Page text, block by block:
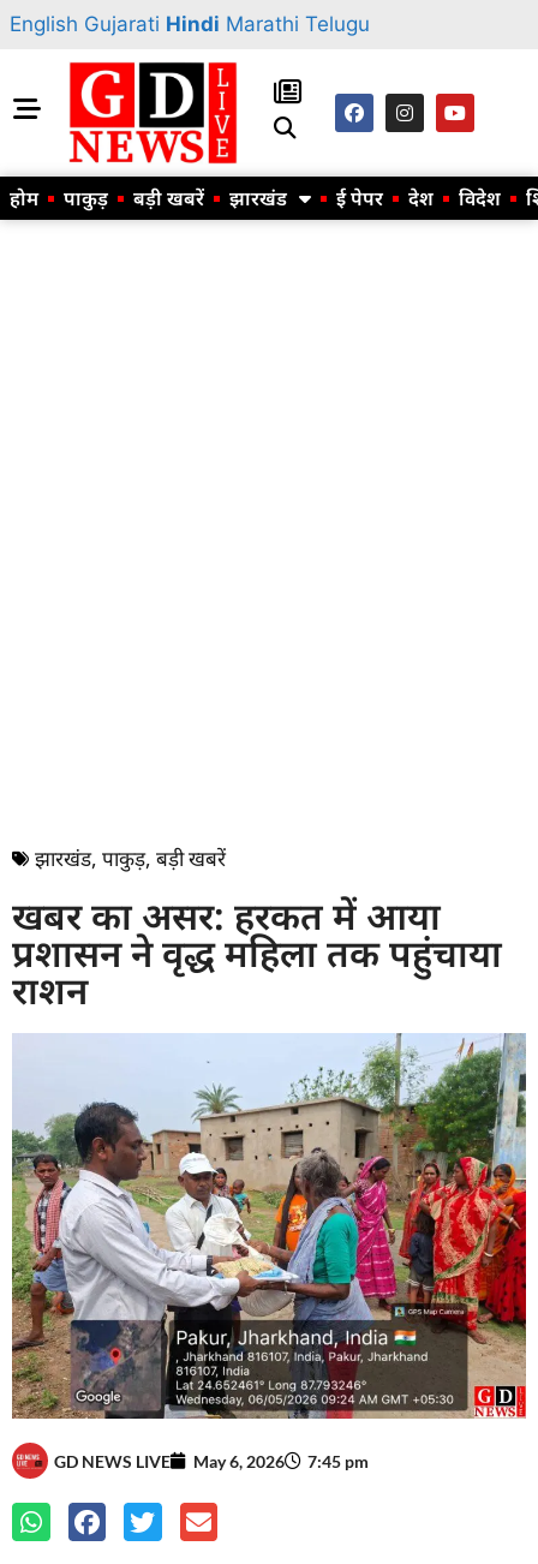
English Gujarati Hindi Marathi Telugu
होम पाकुड़ बड़ी खबरें झारखंड ई पेपर देश विदेश
झारखंड, पाकुड़, बड़ी खबरें
खबर का असर: हरकत में आया
प्रशासन ने वृद्ध महिला तक पहुंचाया
राशन
GD NEWS LIVE May 6, 2026 7:45 pm